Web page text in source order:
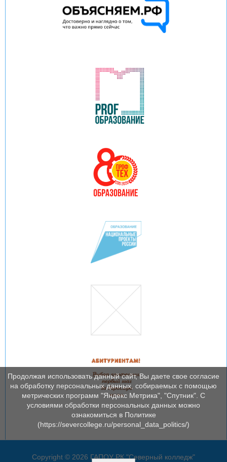
Copyright © 2026 ГАПОУ РК "Северный колледж"
Продолжая использовать данный сайт, Вы даете свое согласие
на обработку персональных данных, собираемых с помощью
метрических программ "Яндекс Метрика", "Спутник". С
условиями обработки персональных данных можно
ознакомиться в Политике
(https://severcollege.ru/personal_data_politics/)